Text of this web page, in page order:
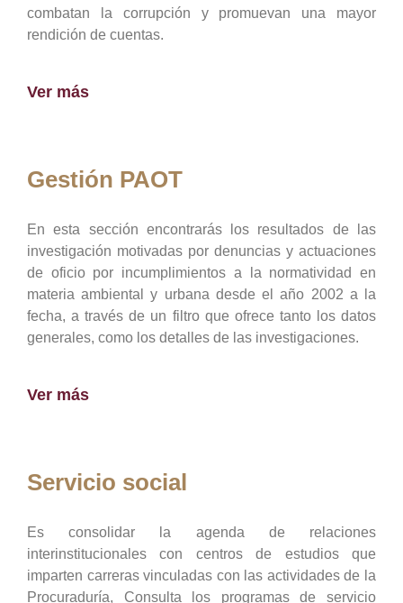
combatan la corrupción y promuevan una mayor
rendición de cuentas.
Ver más
Gestión PAOT
En esta sección encontrarás los resultados de las
investigación motivadas por denuncias y actuaciones
de oficio por incumplimientos a la normatividad en
materia ambiental y urbana desde el año 2002 a la
fecha, a través de un filtro que ofrece tanto los datos
generales, como los detalles de las investigaciones.
Ver más
Servicio social
Es consolidar la agenda de relaciones
interinstitucionales con centros de estudios que
imparten carreras vinculadas con las actividades de la
Procuraduría, Consulta los programas de servicio